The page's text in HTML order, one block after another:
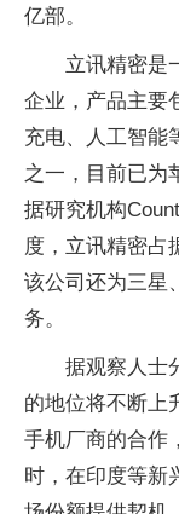
亿部。
立讯精密是
企业，产品主要
充电、人工智能
之一，目前已为
据研究机构
度，立讯精密占
该公司还为三星
务。
据观察人士
的地位将不断上
手机厂商的合作
时，在印度等新